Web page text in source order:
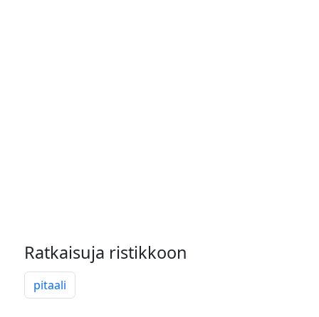
Ratkaisuja ristikkoon
pitaali